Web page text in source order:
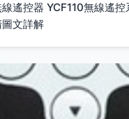
線遙控器 YCF110無線遙
文詳解